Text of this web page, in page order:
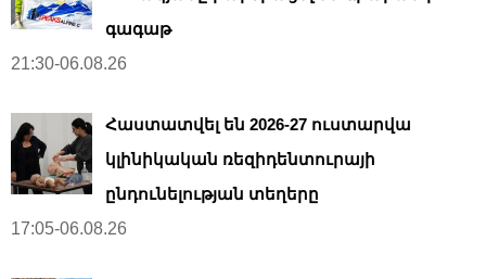
գագաթ
21:30-06.08.26
Հաստատվել են 2026-27 ուստարվա
կլինիկական ռեզիդենտուրայի
ընդունելության տեղերը
17:05-06.08.26